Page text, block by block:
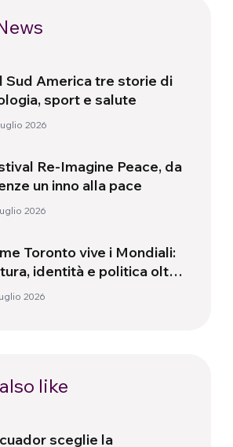
Sud America tre storie di
sport e salute
2026
Re-Imagine Peace, da
un inno alla pace
2026
Toronto vive i Mondiali:
identità e politica oltre
2026
like
sceglie la